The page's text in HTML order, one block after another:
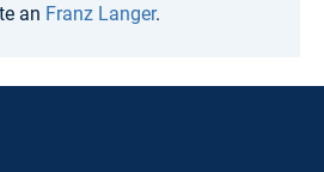
an Franz Langer.